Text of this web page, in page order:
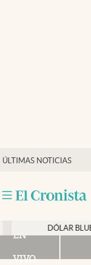
ÚLTIMAS NOTICIAS
Mercados Online
Otras secciones
DÓLAR BLUE $ 1525
EN
VIVO